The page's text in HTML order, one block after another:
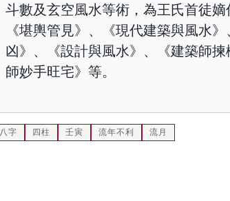
斗數及玄空風水等術，為王氏首徒
《堪輿管見》、《現代建築與風水
凶》、《設計與風水》、《建築師
師妙手旺宅》等。
八字 四柱 壬寅 流年不利 流月